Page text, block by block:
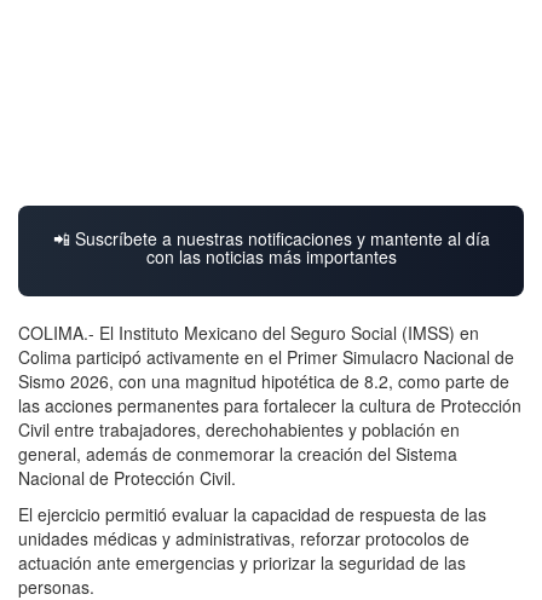
📲 Suscríbete a nuestras notificaciones y mantente al día
con las noticias más importantes
COLIMA.- El Instituto Mexicano del Seguro Social (IMSS) en
Colima participó activamente en el Primer Simulacro Nacional de
Sismo 2026, con una magnitud hipotética de 8.2, como parte de
las acciones permanentes para fortalecer la cultura de Protección
Civil entre trabajadores, derechohabientes y población en
general, además de conmemorar la creación del Sistema
Nacional de Protección Civil.
El ejercicio permitió evaluar la capacidad de respuesta de las
unidades médicas y administrativas, reforzar protocolos de
actuación ante emergencias y priorizar la seguridad de las
personas.